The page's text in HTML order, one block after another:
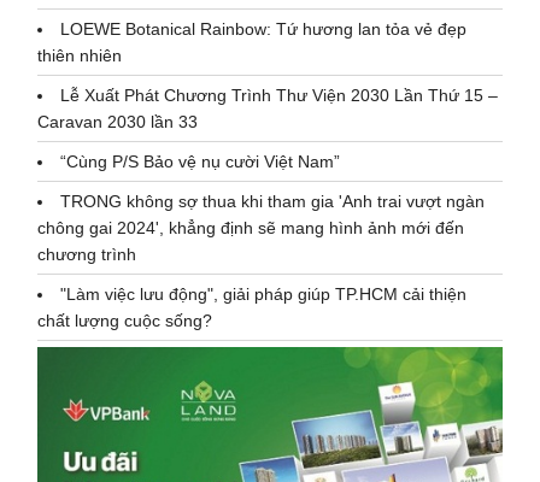
LOEWE Botanical Rainbow: Tứ hương lan tỏa vẻ đẹp
thiên nhiên
Lễ Xuất Phát Chương Trình Thư Viện 2030 Lần Thứ 15 –
Caravan 2030 lần 33
“Cùng P/S Bảo vệ nụ cười Việt Nam”
TRONG không sợ thua khi tham gia 'Anh trai vượt ngàn
chông gai 2024', khẳng định sẽ mang hình ảnh mới đến
chương trình
"Làm việc lưu động", giải pháp giúp TP.HCM cải thiện
chất lượng cuộc sống?